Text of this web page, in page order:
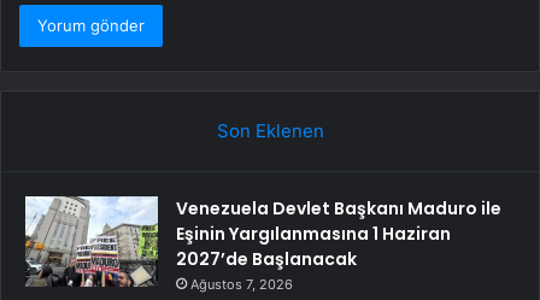
Son Eklenen
Venezuela Devlet Başkanı Maduro ile
Eşinin Yargılanmasına 1 Haziran
2027’de Başlanacak
Ağustos 7, 2026